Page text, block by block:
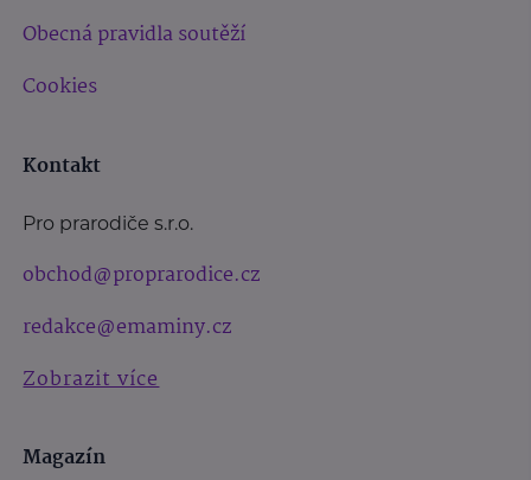
Obecná pravidla soutěží
Cookies
Kontakt
Pro prarodiče s.r.o.
obchod@proprarodice.cz
redakce@emaminy.cz
Zobrazit více
Magazín